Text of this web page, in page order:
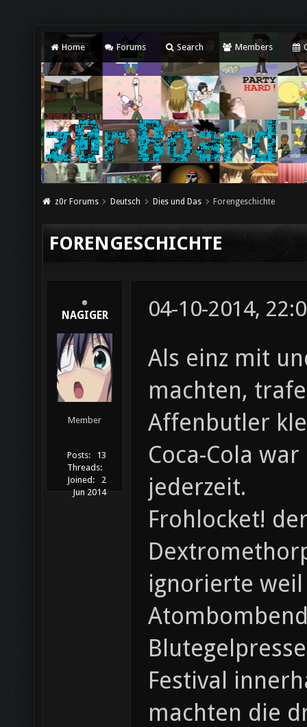
Home Forums Search Members
z0r Forums Deutsch Dies und Das Forengeschichte
FORENGESCHICHTE
NAGIGER
Member
Posts:
13
Threads:
2
Joined:
Jun 2014
04-10-2014,
Als einz mit
machten,
Affenbutler
Coca-Cola
jederzeit.
Frohlocket!
ignorierte
Festival
machten die